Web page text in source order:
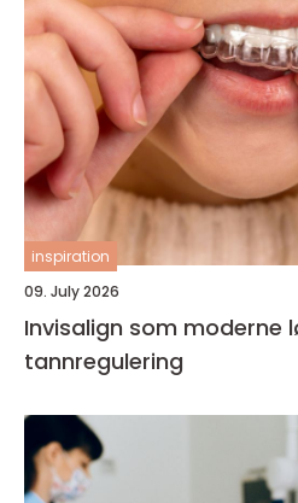
inspiration
09. July 2026
Invisalign som moderne
tannregulering